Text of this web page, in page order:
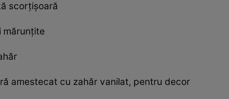
scorțișoară
mărunțite
amestecat cu zahăr vanilat, pentru decor